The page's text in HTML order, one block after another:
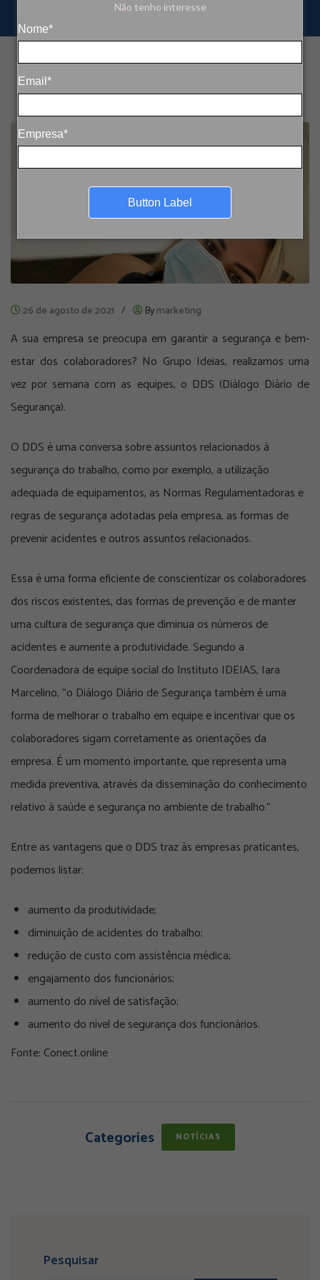
Não tenho interesse
Nome*
Email*
Empresa*
Button Label
26 de agosto de 2021 / Bymarketing
A sua empresa se preocupa em garantir a segurança e bem-
estar dos colaboradores? No Grupo Ideias, realizamos uma
vez por semana com as equipes, o DDS (Diálogo Diário de
Segurança).
O DDS é uma conversa sobre assuntos relacionados à
segurança do trabalho, como por exemplo, a utilização
adequada de equipamentos, as Normas Regulamentadoras e
regras de segurança adotadas pela empresa, as formas de
prevenir acidentes e outros assuntos relacionados.
Essa é uma forma eficiente de conscientizar os colaboradores
dos riscos existentes, das formas de prevenção e de manter
uma cultura de segurança que diminua os números de
acidentes e aumente a produtividade. Segundo a
Coordenadora de equipe social do Instituto IDEIAS, Iara
Marcelino, “o Diálogo Diário de Segurança também é uma
forma de melhorar o trabalho em equipe e incentivar que os
colaboradores sigam corretamente as orientações da
empresa. É um momento importante, que representa uma
medida preventiva, através da disseminação do conhecimento
relativo à saúde e segurança no ambiente de trabalho.”
Entre as vantagens que o DDS traz às empresas praticantes,
podemos listar:
aumento da produtividade;
diminuição de acidentes do trabalho;
redução de custo com assistência médica;
engajamento dos funcionários;
aumento do nível de satisfação;
aumento do nível de segurança dos funcionários.
Fonte: Conect.online
Categories NOTÍCIAS
Pesquisar